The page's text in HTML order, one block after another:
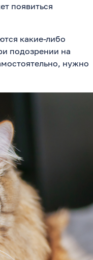
появиться
какие-либо
подозрении на
нужно